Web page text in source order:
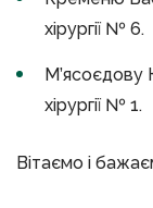
хірургії № 6.
М’ясоєдову
хірургії № 1.
Вітаємо і